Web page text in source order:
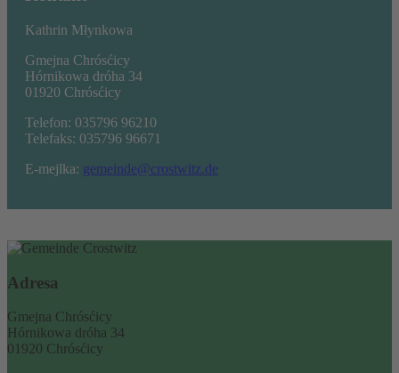
Kathrin Młynkowa
Gmejna Chrósćicy
Hórnikowa dróha 34
01920 Chrósćicy
Telefon: 035796 96210
Telefaks: 035796 96671
E-mejlka: gemeinde@crostwitz.de
Adresa
Gmejna Chrósćicy
Hórnikowa dróha 34
01920 Chrósćicy